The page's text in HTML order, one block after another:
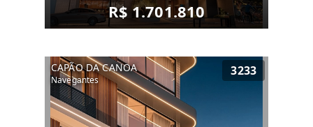
R$ 1.701.810
CAPÃO DA CANOA
Navegantes
3233